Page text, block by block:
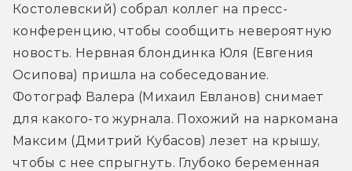
Костолевский) собрал коллег на пресс-
конференцию, чтобы сообщить невероятную
новость. Нервная блондинка Юля (Евгения
Осипова) пришла на собеседование.
Фотограф Валера (Михаил Евланов) снимает
для какого-то журнала. Похожий на наркомана
Максим (Дмитрий Кубасов) лезет на крышу,
чтобы с нее спрыгнуть. Глубоко беременная